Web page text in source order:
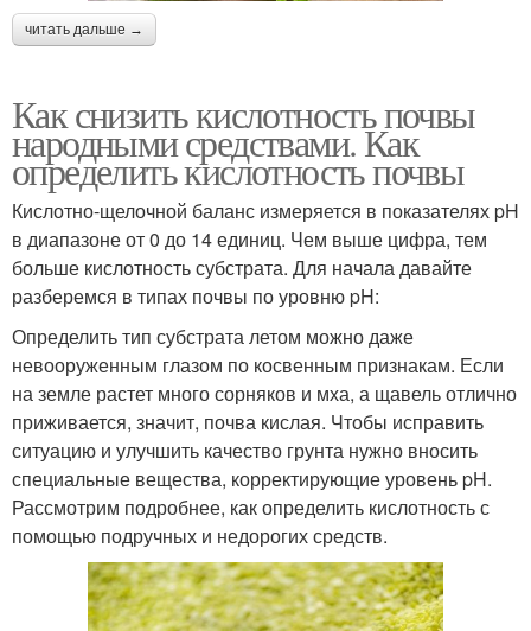
читать дальше →
Как снизить кислотность почвы
народными средствами. Как
определить кислотность почвы
Кислотно-щелочной баланс измеряется в показателях pH
в диапазоне от 0 до 14 единиц. Чем выше цифра, тем
больше кислотность субстрата. Для начала давайте
разберемся в типах почвы по уровню pH:
Определить тип субстрата летом можно даже
невооруженным глазом по косвенным признакам. Если
на земле растет много сорняков и мха, а щавель отлично
приживается, значит, почва кислая. Чтобы исправить
ситуацию и улучшить качество грунта нужно вносить
специальные вещества, корректирующие уровень pH.
Рассмотрим подробнее, как определить кислотность с
помощью подручных и недорогих средств.